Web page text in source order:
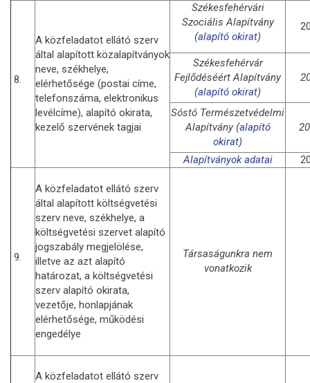
8.
A közfeladatot ellátó szerv
által alapított közalapítványok
neve, székhelye,
elérhetősége (postai címe,
telefonszáma, elektronikus
levélcíme), alapító okirata,
kezelő szervének tagjai
Székesfehérvári
Szociális Alapítvány
(alapító okirat)
Székesfehérvár
Fejlődéséért Alapítvány
(alapító okirat)
Sóstó Természetvédelmi
Alapítvány (alapító
okirat)
Alapítványok adatai
9.
A közfeladatot ellátó szerv
által alapított költségvetési
szerv neve, székhelye, a
költségvetési szervet alapító
jogszabály megjelölése,
illetve az azt alapító
határozat, a költségvetési
szerv alapító okirata,
vezetője, honlapjának
elérhetősége, működési
engedélye
Társaságunkra nem
vonatkozik
A közfeladatot ellátó szerv